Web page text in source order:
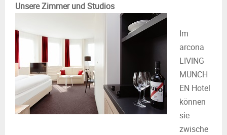
Unsere Zimmer und Studios
Im
arcona
LIVING
MÜNCH
EN Hotel
können
sie
zwische